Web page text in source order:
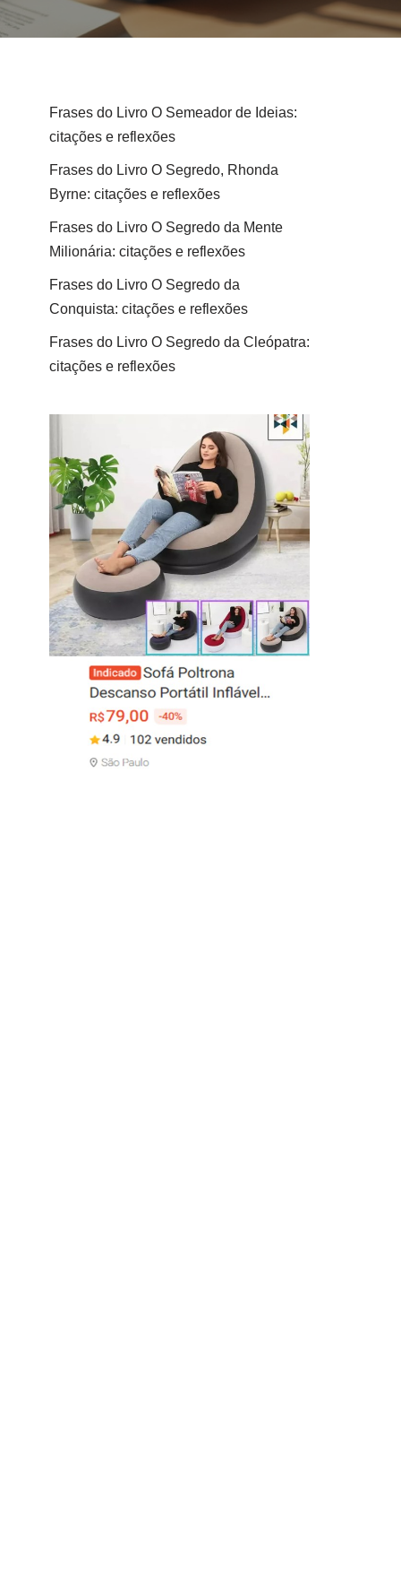
Frases do Livro O Semeador de Ideias:
citações e reflexões
Frases do Livro O Segredo, Rhonda
Byrne: citações e reflexões
Frases do Livro O Segredo da Mente
Milionária: citações e reflexões
Frases do Livro O Segredo da
Conquista: citações e reflexões
Frases do Livro O Segredo da Cleópatra:
citações e reflexões